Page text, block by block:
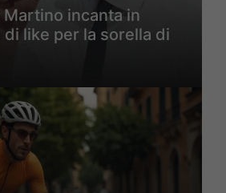
incanta in
like per la sorella di